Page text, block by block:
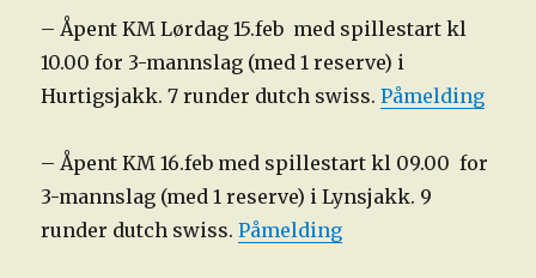
– Åpent KM Lørdag 15.feb med spillestart kl
10.00 for 3-mannslag (med 1 reserve) i
Hurtigsjakk. 7 runder dutch swiss.Påmelding
– Åpent KM 16.feb med spillestart kl 09.00 for
3-mannslag (med 1 reserve) i Lynsjakk. 9
runder dutch swiss.Påmelding